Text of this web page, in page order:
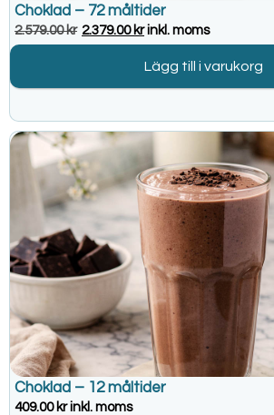
Choklad – 72 måltider
2.579.00kr 2.379.00 krinkl. moms
Lägg till i varukorg
Choklad – 12 måltider
409.00 krinkl. moms